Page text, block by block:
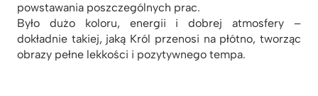
powstawania poszczególnych prac.
Było dużo koloru, energii i dobrej atmosfery –
dokładnie takiej, jaką Król przenosi na płótno, tworząc
obrazy pełne lekkości i pozytywnego tempa.